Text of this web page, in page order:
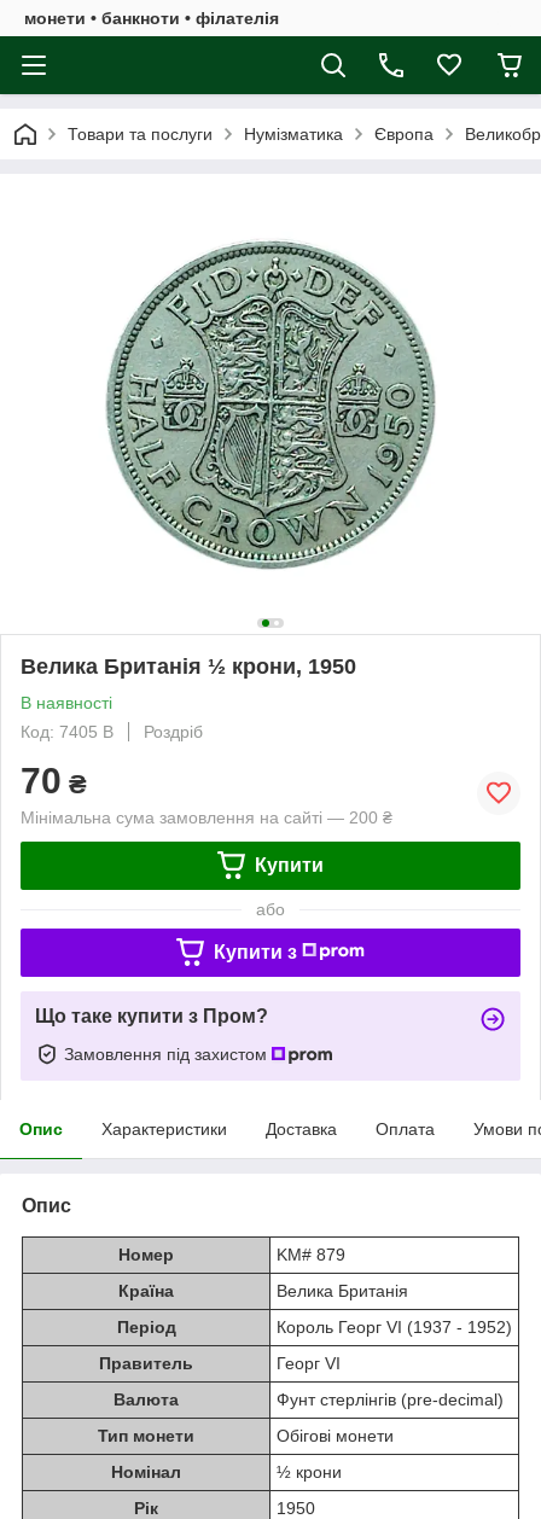
монети • банкноти • філателія
Товари та послуги Нумізматика Європа
Велика Британія ½ крони, 1950
В наявності
Код: 7405 B
Роздріб
70 ₴
Мінімальна сума замовлення на сайті — 200 ₴
Купити
або
Купити з
Що таке купити з Пром?
Замовлення під захистом
Опис Характеристики Доставка Оплата Умови
Опис
Номер
KM# 879
Країна
Велика Британія
Період
Король Георг VI (1937 - 1952)
Правитель
Георг VI
Валюта
Фунт стерлінгів (pre-decimal)
Тип монети
Обігові монети
Номінал
½ крони
Рік
1950